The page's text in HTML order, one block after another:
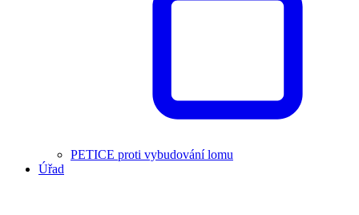
PETICE proti vybudování lomu
Úřad